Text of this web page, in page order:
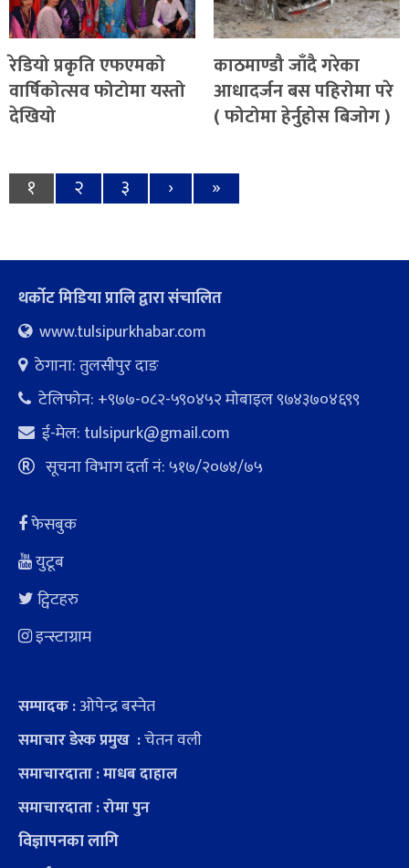
रेडियो प्रकृति एफएमको
वार्षिकोत्सव फोटोमा यस्तो
देखियो
काठमाण्डौ जाँदै गरेका
आधादर्जन बस पहिरोमा परे
( फोटोमा हेर्नुहोस बिजोग )
१ २ ३ › »
थर्कोट मिडिया प्रालि द्वारा संचालित
www.tulsipurkhabar.com
ठेगाना: तुलसीपुर दाङ
टेलिफोन: +९७७-०८२-५९०४५२ माेबाइल ९७४३७०४६९९
ई-मेल: tulsipurk@gmail.com
सूचना विभाग दर्ता नं: ५१७/२०७४/७५
फेसबुक
युटूब
ट्विटहरु
इन्स्टाग्राम
सम्पादक :ओपेन्द्र बस्नेत
समाचार डेस्क प्रमुख :चेतन वली
समाचारदाता : माधब दाहाल
समाचारदाता : रोमा पुन
विज्ञापनका लागि